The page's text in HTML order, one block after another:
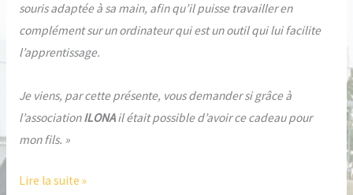
souris adaptée à sa main, afin qu’il puisse travailler en
complément sur un ordinateur qui est un outil qui lui facilite
l’apprentissage.
Je viens, par cette présente, vous demander si grâce à
l’associationILONAil était possible d’avoir ce cadeau pour
mon fils. »
Lire la suite »